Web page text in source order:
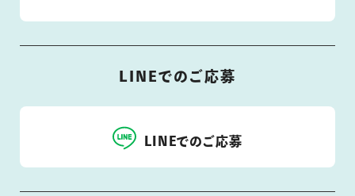
LINEでのご応募
LINEでのご応募